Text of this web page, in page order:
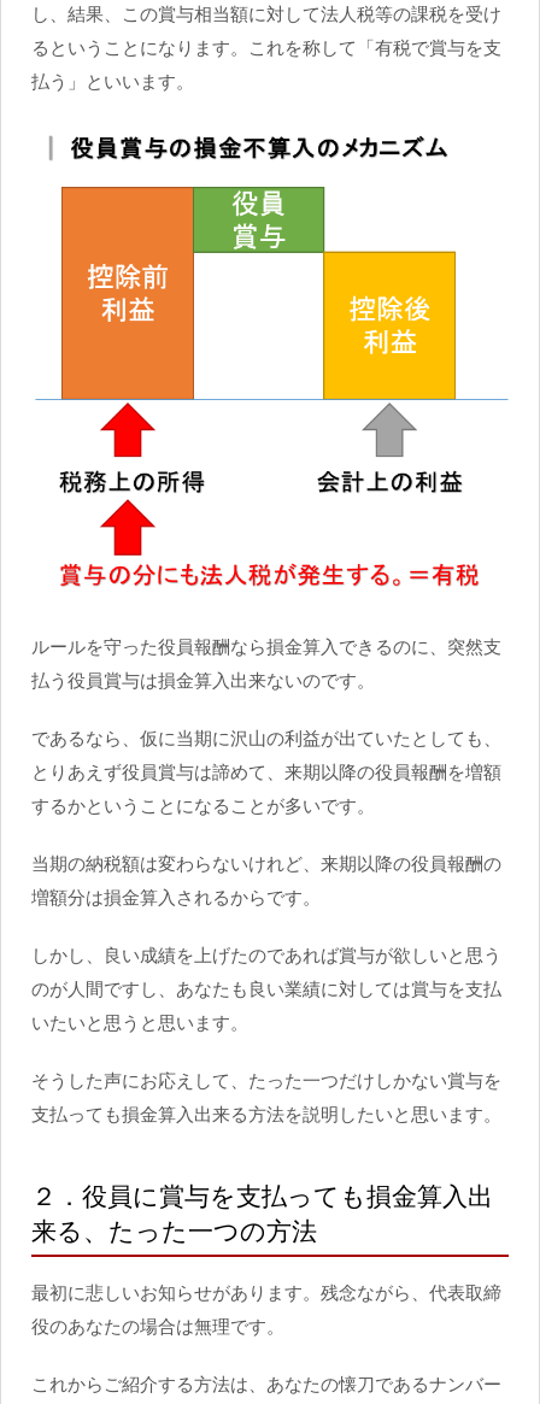
し、結果、この賞与相当額に対して法人税等の課税を受け
るということになります。これを称して「有税で賞与を支
払う」といいます。
ルールを守った役員報酬なら損金算入できるのに、突然支
払う役員賞与は損金算入出来ないのです。
であるなら、仮に当期に沢山の利益が出ていたとしても、
とりあえず役員賞与は諦めて、来期以降の役員報酬を増額
するかということになることが多いです。
当期の納税額は変わらないけれど、来期以降の役員報酬の
増額分は損金算入されるからです。
しかし、良い成績を上げたのであれば賞与が欲しいと思う
のが人間ですし、あなたも良い業績に対しては賞与を支払
いたいと思うと思います。
そうした声にお応えして、たった一つだけしかない賞与を
支払っても損金算入出来る方法を説明したいと思います。
２．役員に賞与を支払っても損金算入出
来る、たった一つの方法
最初に悲しいお知らせがあります。残念ながら、代表取締
役のあなたの場合は無理です。
これからご紹介する方法は、あなたの懐刀であるナンバー